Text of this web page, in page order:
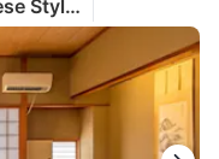
Style